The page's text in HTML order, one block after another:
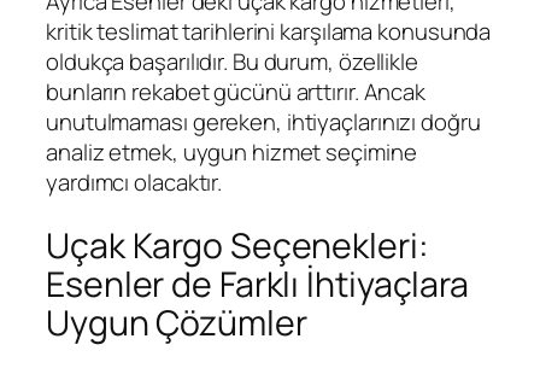
kritik teslimat tarihlerini karşılama konusunda
oldukça başarılıdır. Bu durum, özellikle
bunların rekabet gücünü arttırır. Ancak
unutulmaması gereken, ihtiyaçlarınızı doğru
analiz etmek, uygun hizmet seçimine
yardımcı olacaktır.
Uçak Kargo Seçenekleri:
Esenler de Farklı İhtiyaçlara
Uygun Çözümler